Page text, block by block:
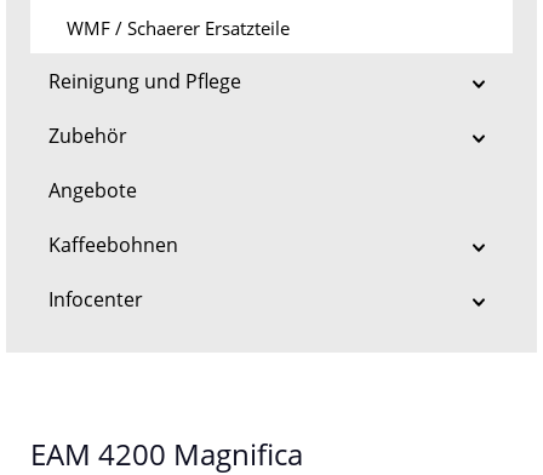
WMF / Schaerer Ersatzteile
Reinigung und Pflege
Zubehör
Angebote
Kaffeebohnen
Infocenter
EAM 4200 Magnifica